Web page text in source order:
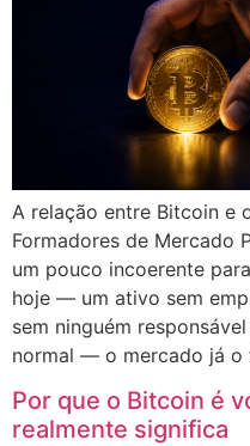
A relação entre Bitcoin e
Formadores de Mercado
um pouco incoerente
hoje — um ativo sem
sem ninguém
normal — o mercado já
Por que o Bitcoin é
realmente significa